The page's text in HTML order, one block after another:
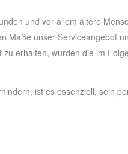
und vor allem ältere
Maße unser Serviceangebot
erhalten, wurden die im
ist es essenziell, sein